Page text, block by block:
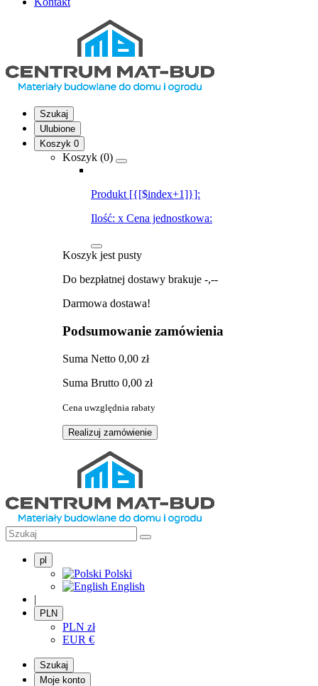
Szukaj
Ulubione
Koszyk 0
Koszyk (0)
Produkt [{[$index+1]}]:
Ilość: x Cena jednostkowa:
Koszyk jest pusty
Do bezpłatnej dostawy brakuje -,--
Darmowa dostawa!
Podsumowanie zamówienia
Suma Netto 0,00 zł
Suma Brutto 0,00 zł
Cena uwzględnia rabaty
Realizuj zamówienie
pl
Polski
English
|
PLN
PLN zł
EUR €
Szukaj
Moje konto